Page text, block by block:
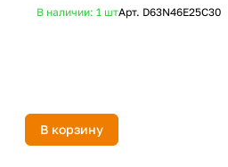
В наличии: 1 штАрт. D63N46E25C30
В корзину